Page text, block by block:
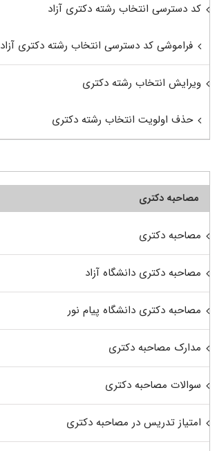
کد دسترسی انتخاب رشته دکتری آزاد
فراموشی کد دسترسی انتخاب رشته دکتری آزاد
ویرایش انتخاب رشته دکتری
حذف اولویت انتخاب رشته دکتری
مصاحبه دکتری
مصاحبه دکتری
مصاحبه دکتری دانشگاه آزاد
مصاحبه دکتری دانشگاه پیام نور
مدارک مصاحبه دکتری
سوالات مصاحبه دکتری
امتیاز تدریس در مصاحبه دکتری